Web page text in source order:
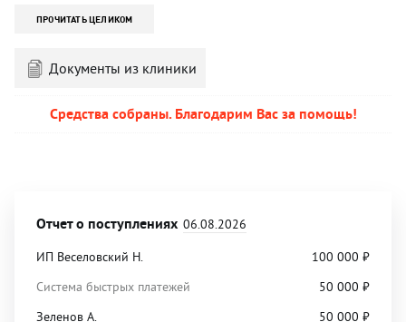
ПРОЧИТАТЬ ЦЕЛИКОМ
Документы из клиники
Средства собраны. Благодарим Вас за помощь!
Отчет о поступлениях 06.08.2026
ИП Веселовский Н.
100 000 ₽
Система быстрых платежей
50 000 ₽
Зеленов А.
50 000 ₽